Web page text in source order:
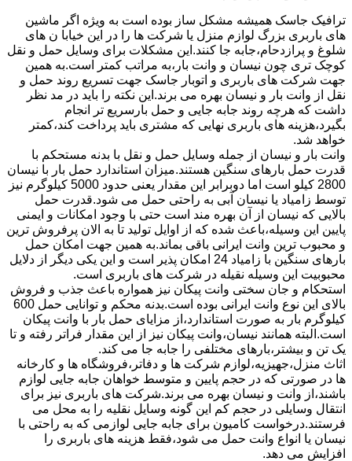
ترافیک جاسک همیشه مشکل ساز بوده است به ویژه اگر ماشین
های باربری بزرگ لوازم منزل یا شرکت ها را در این خیابا ن های
شلوغ و پرازدحام،جابه جا کنند.این مشکلات برای وسایل حمل و نقل
کوچک تری چون نیسان و وانت بار،به مراتب کمتر است.به همین
جهت شرکت های باربری و اتوبار جاسک جهت تسریع روند حمل و
نقل از وانت بار و نیسان بهره می برند.این نکته را باید در مد نظر
داشت که هرچه روند جابه جایی و حمل بارسریع تر انجام
بگیرد،هزینه های باربری نهایی که مشتری باید پرداخت کند،کمتر
خواهد شد.
وانت بار و نیسان از جمله وسایل حمل و نقل با بدنه مستحکم با
قدرت حمل بارهای سنگین هستند.میزان استاندارد حمل بار با نیسان
2800 کیلو است اما دوبرابر این مقدار یعنی حدود 5000 کیلوگرم نیز
توسط زامیاد یا نیسان آبی به راحتی حمل می شود.قدرت حمل
بالایی که نیسان از آن بهره مند است حتی با وجود امکانات و ایمنی
پایین این وسیله،باعث شده که از اوایل تولید تا به الان پرفروش ترین
و محبوب ترین وانت ایرانی باقی بماند.به همین جهت امکان حمل
بارهای سنگین با زامیاد 24 امکان پذیر است و این یکی دیگر از دلایل
محبوبیت این وسیله نقیله در شرکت های باربری است.
استحکام و جان سختی وانت پیکان نیز همواره باعث جذب و فروش
بالای این نوع وانت ایرانی بوده است.بدنه محکم و توانایی حمل 600
کیلوگرم بار به صورت استاندارد،از مزایای حمل بار با وانت پیکان
است.البته همانند نیسان،وانت پیکان نیز از این مقدار فراتر رفته و تا
یک تن و بیشتر،بارهای مختلفی را جابه جا می کند.
اثاث منزل،جهیزیه،لوازم شرکت ها و دفاتر،فروشگاه ها و کارخانه
ها در صورتی که در حجم پایین و متوسط خواهان جابه جایی لوازم
باشند،از وانت و نیسان بهره می برند.شرکت های باربری نیز برای
انتقال وسایلی در حجم کم این گونه وسایل نقلیه را به محل می
فرستند.درخواست کامیون برای جابه جایی لوازمی که به راحتی با
نیسان یا انواع وانت حمل می شود،فقط هزینه های باربری را
افزایش می دهد.